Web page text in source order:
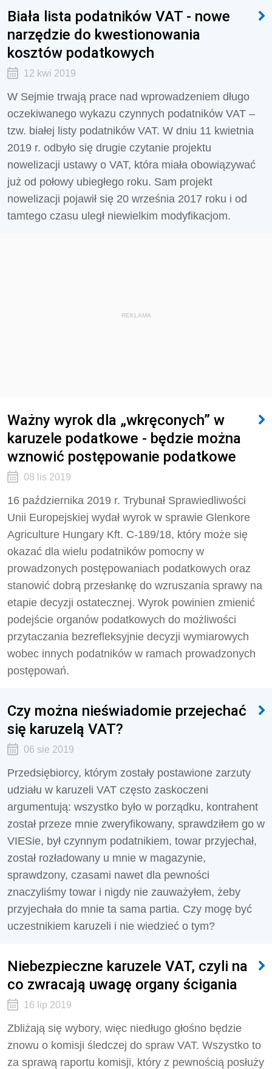
Biała lista podatników VAT - nowe
narzędzie do kwestionowania
kosztów podatkowych
12 kwi 2019
W Sejmie trwają prace nad wprowadzeniem długo
oczekiwanego wykazu czynnych podatników VAT –
tzw. białej listy podatników VAT. W dniu 11 kwietnia
2019 r. odbyło się drugie czytanie projektu
nowelizacji ustawy o VAT, która miała obowiązywać
już od połowy ubiegłego roku. Sam projekt
nowelizacji pojawił się 20 września 2017 roku i od
tamtego czasu uległ niewielkim modyfikacjom.
REKLAMA
Ważny wyrok dla „wkręconych” w
karuzele podatkowe - będzie można
wznowić postępowanie podatkowe
08 lis 2019
16 października 2019 r. Trybunał Sprawiedliwości
Unii Europejskiej wydał wyrok w sprawie Glenkore
Agriculture Hungary Kft. C-189/18, który może się
okazać dla wielu podatników pomocny w
prowadzonych postępowaniach podatkowych oraz
stanowić dobrą przesłankę do wzruszania sprawy na
etapie decyzji ostatecznej. Wyrok powinien zmienić
podejście organów podatkowych do możliwości
przytaczania bezrefleksyjnie decyzji wymiarowych
wobec innych podatników w ramach prowadzonych
postępowań.
Czy można nieświadomie przejechać
się karuzelą VAT?
06 sie 2019
Przedsiębiorcy, którym zostały postawione zarzuty
udziału w karuzeli VAT często zaskoczeni
argumentują: wszystko było w porządku, kontrahent
został przeze mnie zweryfikowany, sprawdziłem go w
VIESie, był czynnym podatnikiem, towar przyjechał,
został rozładowany u mnie w magazynie,
sprawdzony, czasami nawet dla pewności
znaczyliśmy towar i nigdy nie zauważyłem, żeby
przyjechała do mnie ta sama partia. Czy mogę być
uczestnikiem karuzeli i nie wiedzieć o tym?
Niebezpieczne karuzele VAT, czyli na
co zwracają uwagę organy ścigania
16 lip 2019
Zbliżają się wybory, więc niedługo głośno będzie
znowu o komisji śledczej do spraw VAT. Wszystko to
za sprawą raportu komisji, który z pewnością posłuży